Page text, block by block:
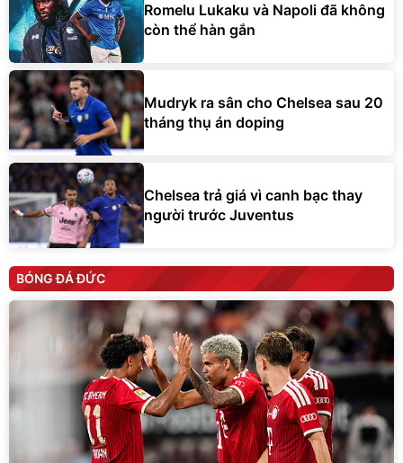
Romelu Lukaku và Napoli đã không
còn thể hàn gắn
Mudryk ra sân cho Chelsea sau 20
tháng thụ án doping
Chelsea trả giá vì canh bạc thay
người trước Juventus
BÓNG ĐÁ ĐỨC